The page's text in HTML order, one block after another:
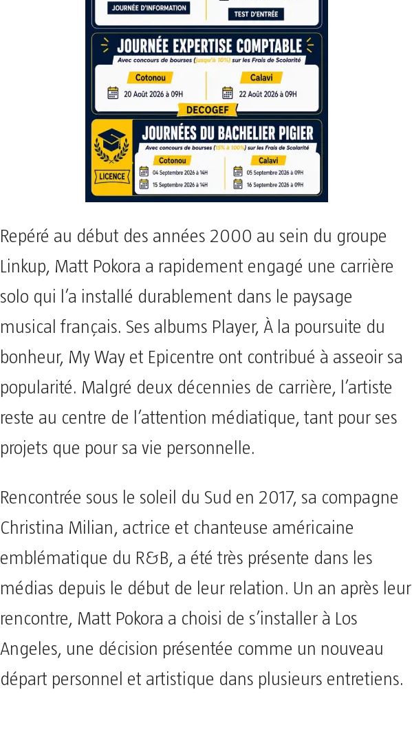
Repéré au début des années 2000 au sein du groupe
Linkup, Matt Pokora a rapidement engagé une carrière
solo qui l’a installé durablement dans le paysage
musical français. Ses albums Player, À la poursuite du
bonheur, My Way et Epicentre ont contribué à asseoir sa
popularité. Malgré deux décennies de carrière, l’artiste
reste au centre de l’attention médiatique, tant pour ses
projets que pour sa vie personnelle.
Rencontrée sous le soleil du Sud en 2017, sa compagne
Christina Milian, actrice et chanteuse américaine
emblématique du R&B, a été très présente dans les
médias depuis le début de leur relation. Un an après leur
rencontre, Matt Pokora a choisi de s’installer à Los
Angeles, une décision présentée comme un nouveau
départ personnel et artistique dans plusieurs entretiens.